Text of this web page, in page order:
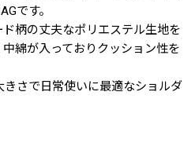
です。
柄の丈夫なポリエステル生地を
綿が入っておりクッション性を
さで日常使いに最適なショルダ